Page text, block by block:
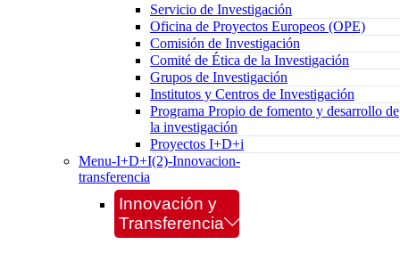
Servicio de Investigación
Oficina de Proyectos Europeos (OPE)
Comisión de Investigación
Comité de Ética de la Investigación
Grupos de Investigación
Institutos y Centros de Investigación
Programa Propio de fomento y desarrollo de
la investigación
Proyectos I+D+i
Menu-I+D+I(2)-Innovacion-
transferencia
Innovación y
Transferencia